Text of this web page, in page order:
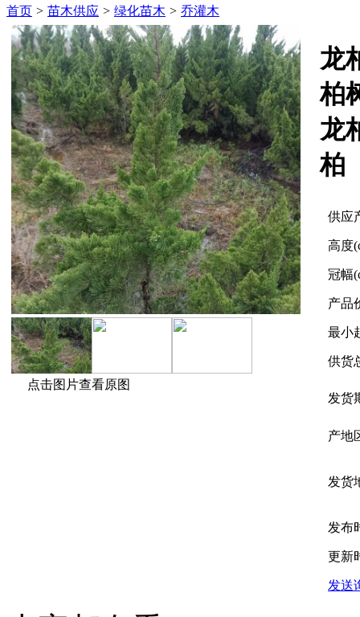
首页 > 苗木供应 > 绿化苗木 > 乔灌木
点击图片查看原图
龙
柏
龙
柏
供应
高度
冠幅
产品
最小
供货
发货
产地
发货
发布
更新
发送